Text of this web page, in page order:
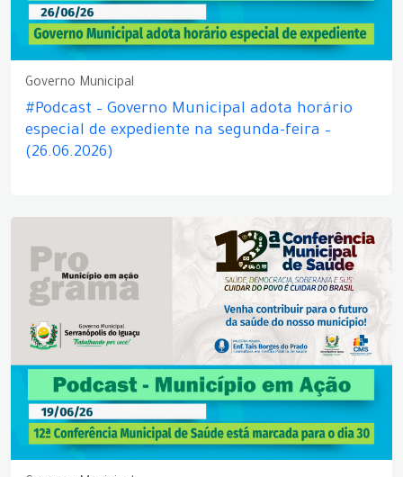
Governo Municipal
#Podcast – Governo Municipal adota horário
especial de expediente na segunda-feira –
(26.06.2026)